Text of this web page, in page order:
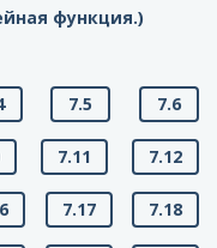
функция.)
7.5 7.6
7.11 7.12
7.17 7.18